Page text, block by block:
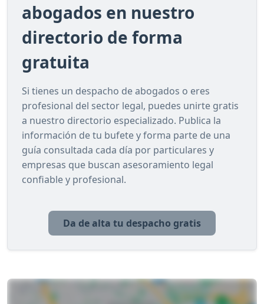
abogados en nuestro
directorio de forma
gratuita
Si tienes un despacho de abogados o eres
profesional del sector legal, puedes unirte gratis
a nuestro directorio especializado. Publica la
información de tu bufete y forma parte de una
guía consultada cada día por particulares y
empresas que buscan asesoramiento legal
confiable y profesional.
Da de alta tu despacho gratis